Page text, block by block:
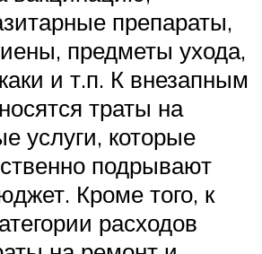
препараты,
предметы ухода,
и т.п. К внезапным
траты на
услуги, которые
подрывают
Кроме того, к
расходов